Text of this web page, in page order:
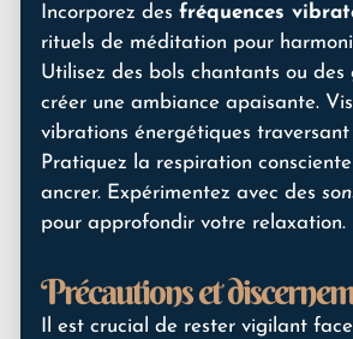
Incorporez des fréquences
rituels de méditation pour
Utilisez des bols chantants ou des
créer une ambiance apaisante.
vibrations énergétiques traversant
Pratiquez la respiration
ancrer. Expérimentez avec des
pour approfondir votre relaxation.
Précautions et
Il est crucial de rester vigilant